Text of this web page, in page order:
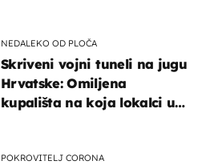
NEDALEKO OD PLOČA
Skriveni vojni tuneli na jugu
Hrvatske: Omiljena
kupališta na koja lokalci u
POKROVITELJ CORONA